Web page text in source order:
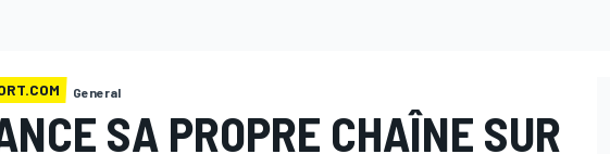
General
SA PROPRE CHAÎNE SUR